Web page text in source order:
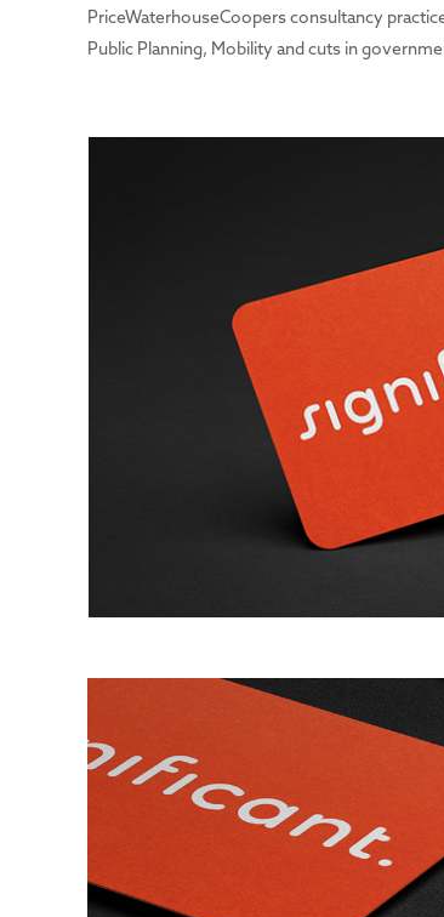
PriceWaterhouseCoopers consultancy
Public Planning, Mobility and cuts in